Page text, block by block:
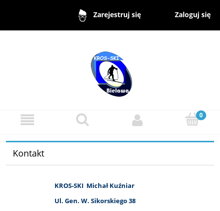
Zarejestruj się Zaloguj się
Kontakt
KROS-SKI Michał Kuźniar
Ul. Gen. W. Sikorskiego 38